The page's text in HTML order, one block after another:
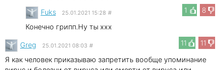
1
8
Fuks 25.01.2021 15:28 #
Конечно грипп.Ну ты xxx
11
11
Greg 25.01.2021 08:03 #
Я как человек приказываю запретить вообще упоминание